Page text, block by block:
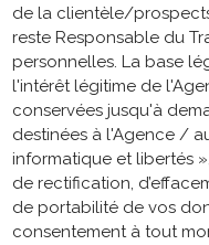
de la clientèle/
reste Responsable du
personnelles. La base
l'intérêt légitime de
conservées jusqu'à
destinées à l'Agence /
informatique et libertés
de rectification,
de portabilité de vos
consentement à tout